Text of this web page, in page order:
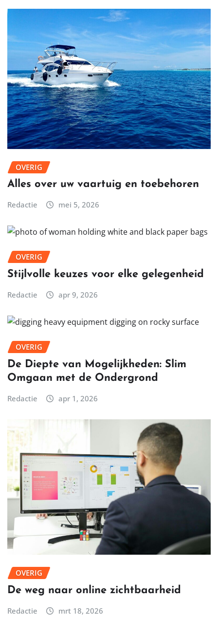
OVERIG
Alles over uw vaartuig en toebehoren
Redactie mei 5, 2026
OVERIG
Stijlvolle keuzes voor elke gelegenheid
Redactie apr 9, 2026
OVERIG
De Diepte van Mogelijkheden: Slim
Omgaan met de Ondergrond
Redactie apr 1, 2026
OVERIG
De weg naar online zichtbaarheid
Redactie mrt 18, 2026